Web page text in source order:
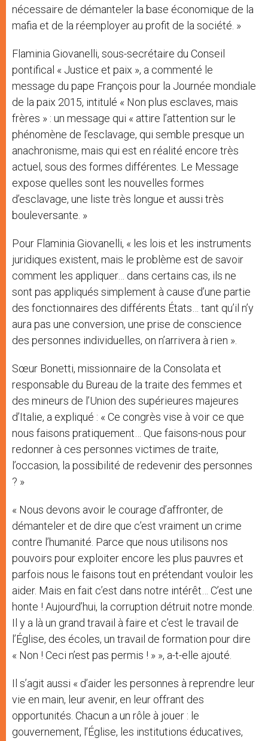
nécessaire de démanteler la base économique de la
mafia et de la réemployer au profit de la société. »
Flaminia Giovanelli, sous-secrétaire du Conseil
pontifical « Justice et paix », a commenté le
message du pape François pour la Journée mondiale
de la paix 2015, intitulé « Non plus esclaves, mais
frères » : un message qui « attire l’attention sur le
phénomène de l’esclavage, qui semble presque un
anachronisme, mais qui est en réalité encore très
actuel, sous des formes différentes. Le Message
expose quelles sont les nouvelles formes
d’esclavage, une liste très longue et aussi très
bouleversante. »
Pour Flaminia Giovanelli, « les lois et les instruments
juridiques existent, mais le problème est de savoir
comment les appliquer… dans certains cas, ils ne
sont pas appliqués simplement à cause d’une partie
des fonctionnaires des différents États… tant qu’il n’y
aura pas une conversion, une prise de conscience
des personnes individuelles, on n’arrivera à rien ».
Sœur Bonetti, missionnaire de la Consolata et
responsable du Bureau de la traite des femmes et
des mineurs de l’Union des supérieures majeures
d’Italie, a expliqué : « Ce congrès vise à voir ce que
nous faisons pratiquement… Que faisons-nous pour
redonner à ces personnes victimes de traite,
l’occasion, la possibilité de redevenir des personnes
? »
« Nous devons avoir le courage d’affronter, de
démanteler et de dire que c’est vraiment un crime
contre l’humanité. Parce que nous utilisons nos
pouvoirs pour exploiter encore les plus pauvres et
parfois nous le faisons tout en prétendant vouloir les
aider. Mais en fait c’est dans notre intérêt… C’est une
honte ! Aujourd’hui, la corruption détruit notre monde.
Il y a là un grand travail à faire et c’est le travail de
l’Église, des écoles, un travail de formation pour dire
« Non ! Ceci n’est pas permis ! » », a-t-elle ajouté.
Il s’agit aussi « d’aider les personnes à reprendre leur
vie en main, leur avenir, en leur offrant des
opportunités. Chacun a un rôle à jouer : le
gouvernement, l’Église, les institutions éducatives,